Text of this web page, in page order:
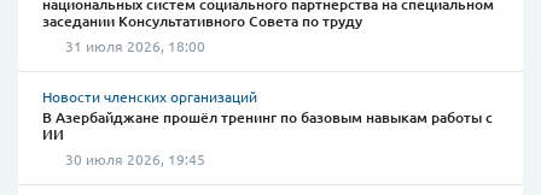
заседании Консультативного Совета по труду
31 июля 2026, 18:00
Новости членских организаций
В Азербайджане прошёл тренинг по базовым навыкам работы с
ИИ
30 июля 2026, 19:45